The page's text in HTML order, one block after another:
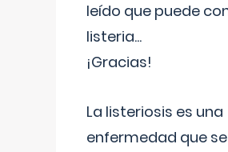
leído que puede
listeria...
¡Gracias!
La listeriosis es una
enfermedad que se